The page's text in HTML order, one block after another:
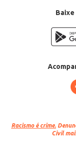
Baixe
Racismo é crime.
Civil